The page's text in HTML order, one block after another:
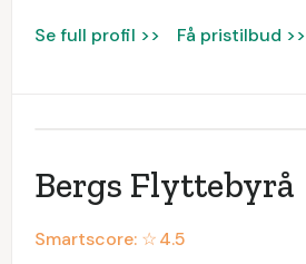
Se full profil >> Få pristilbud >>
Bergs Flyttebyrå
Smartscore: ☆4.5